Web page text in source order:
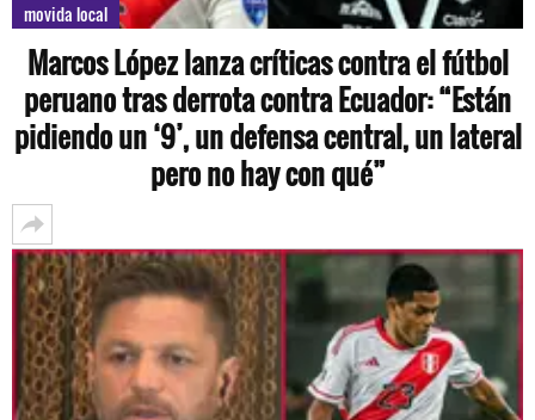
movida local
Marcos López lanza críticas contra el fútbol
peruano tras derrota contra Ecuador: “Están
pidiendo un ‘9’, un defensa central, un lateral
pero no hay con qué”